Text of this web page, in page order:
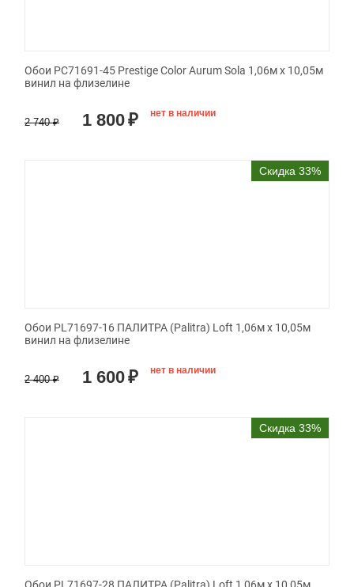
Обои PC71691-45 Prestige Color Aurum Sola 1,06м х 10,05м
винил на флизелине
2 740 ₽ 1 800₽ нет в наличии
Скидка 33%
Обои PL71697-16 ПАЛИТРА (Palitra) Loft 1,06м х 10,05м
винил на флизелине
2 400 ₽ 1 600₽ нет в наличии
Скидка 33%